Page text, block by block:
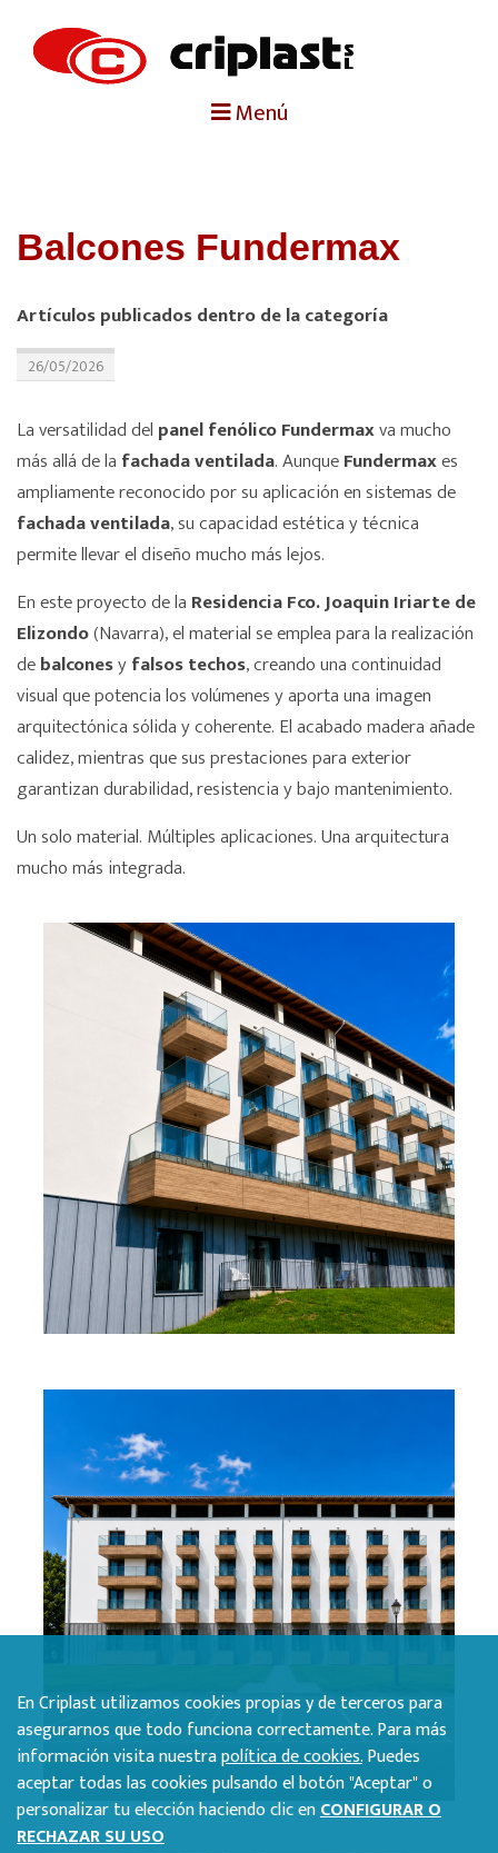
Menú
portada
Balcones Fundermax
Artículos publicados dentro de la categoría
26/05/2026
La versatilidad del panel fenólico Fundermaxva mucho
más allá de la fachada ventilada. AunqueFundermaxes
ampliamente reconocido por su aplicación en sistemas de
fachada ventilada, su capacidad estética y técnica
permite llevar el diseño mucho más lejos.
En este proyecto de la Residencia Fco. Joaquin Iriarte de
Elizondo(Navarra), el material se emplea para la realización
debalconesyfalsos techos, creando una continuidad
visual que potencia los volúmenes y aporta una imagen
arquitectónica sólida y coherente. El acabado madera añade
calidez, mientras que sus prestaciones para exterior
garantizan durabilidad, resistencia y bajo mantenimiento.
Un solo material. Múltiples aplicaciones. Una arquitectura
mucho más integrada.
En Criplast utilizamos cookies propias y de terceros para
asegurarnos que todo funciona correctamente. Para más
información visita nuestrapolítica de cookies.Puedes
aceptar todas las cookies pulsando el botón "Aceptar" o
personalizar tu elección haciendo clic enCONFIGURAR O
RECHAZAR SU USO